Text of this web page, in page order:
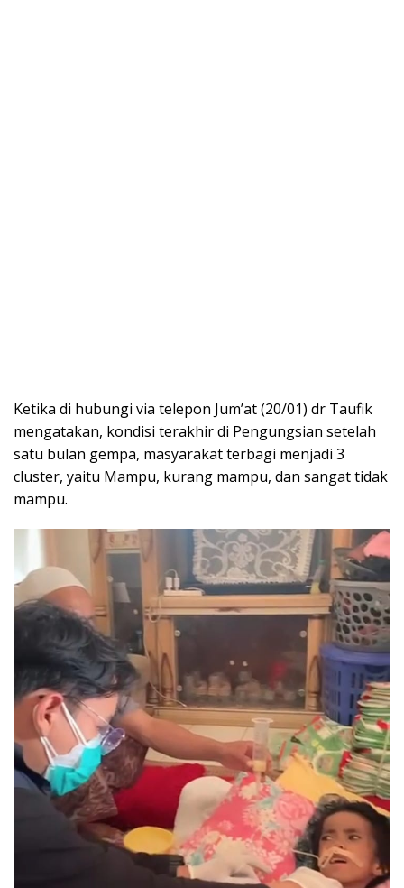
Ketika di hubungi via telepon Jum’at (20/01) dr Taufik
mengatakan, kondisi terakhir di Pengungsian setelah
satu bulan gempa, masyarakat terbagi menjadi 3
cluster, yaitu Mampu, kurang mampu, dan sangat tidak
mampu.